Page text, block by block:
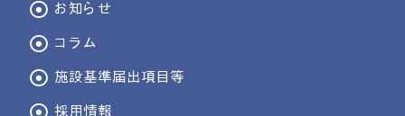
お知らせ
コラム
施設基準届出項目等
採用情報